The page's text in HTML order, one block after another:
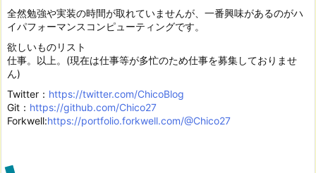
全然勉強や実装の時間が取れていませんが、一番興味があるのがハ
イパフォーマンスコンピューティングです。
欲しいものリスト
仕事。以上。(現在は仕事等が多忙のため仕事を募集しておりませ
ん)
Twitter： https://twitter.com/ChicoBlog
Git： https://github.com/Chico27
Forkwell:https://portfolio.forkwell.com/@Chico27